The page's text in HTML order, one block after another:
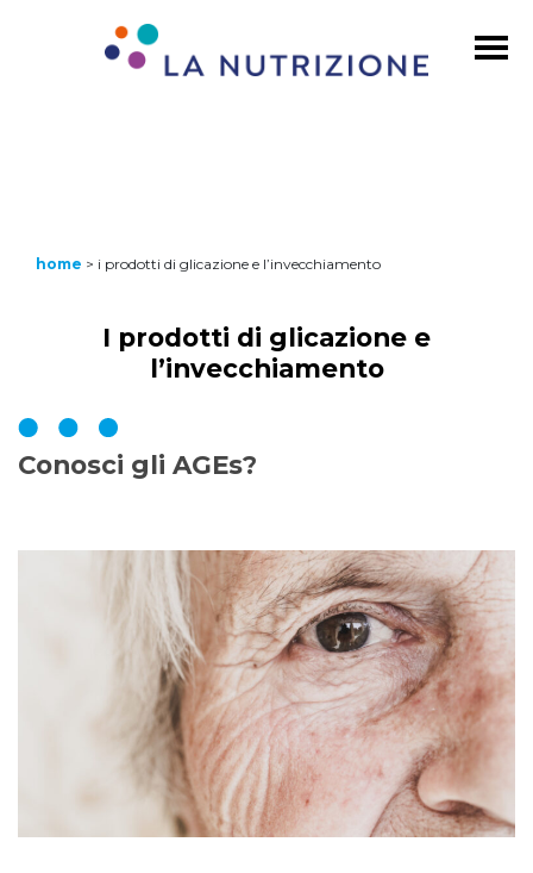
home > i prodotti di glicazione e l’invecchiamento
I prodotti di glicazione e
l’invecchiamento
Conosci gli AGEs?